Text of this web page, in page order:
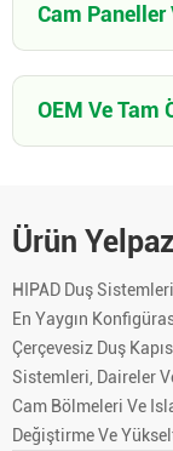
Cam Paneller
OEM Ve Tam
Ürün
HIPAD Duş
En Yaygın
Çerçevesiz Duş
Sistemleri, Daireler
Cam Bölmeleri Ve
Değiştirme Ve